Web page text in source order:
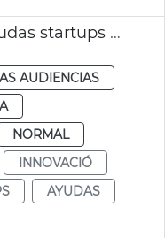
Early Stage Program ayudas startups València
AUDIENCIAS
NORMAL
INNOVACIÓ
AYUDAS